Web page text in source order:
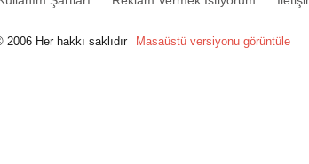
Her hakkı saklıdır Masaüstü versiyonu görüntüle